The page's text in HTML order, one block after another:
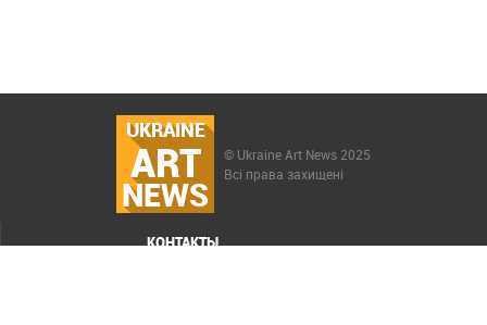
UKRAINE
ART
NEWS
© Ukraine Art News 2025
Всі права захищені
КОНТАКТЫ